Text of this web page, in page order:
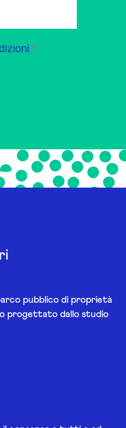
pubblico di proprietà
progettato dallo studio